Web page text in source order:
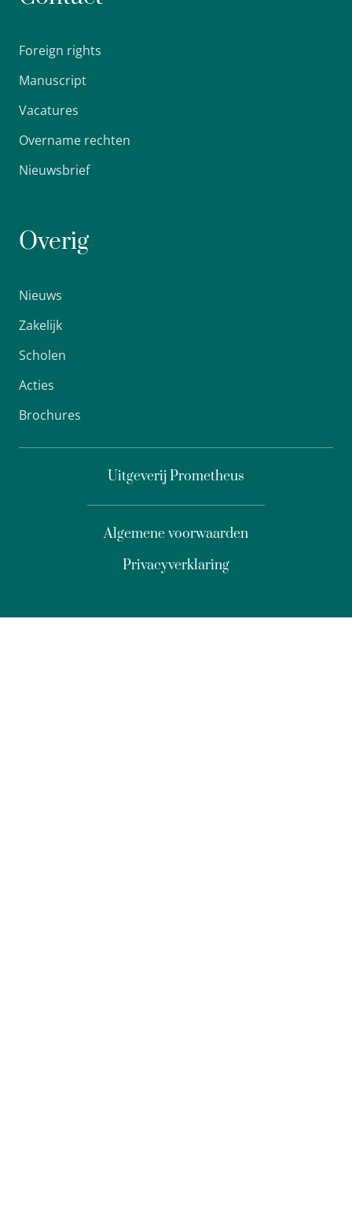
Foreign rights
Manuscript
Vacatures
Overname rechten
Nieuwsbrief
Overig
Nieuws
Zakelijk
Scholen
Acties
Brochures
Uitgeverij Prometheus
Privacyverklaring
Algemene voorwaarden